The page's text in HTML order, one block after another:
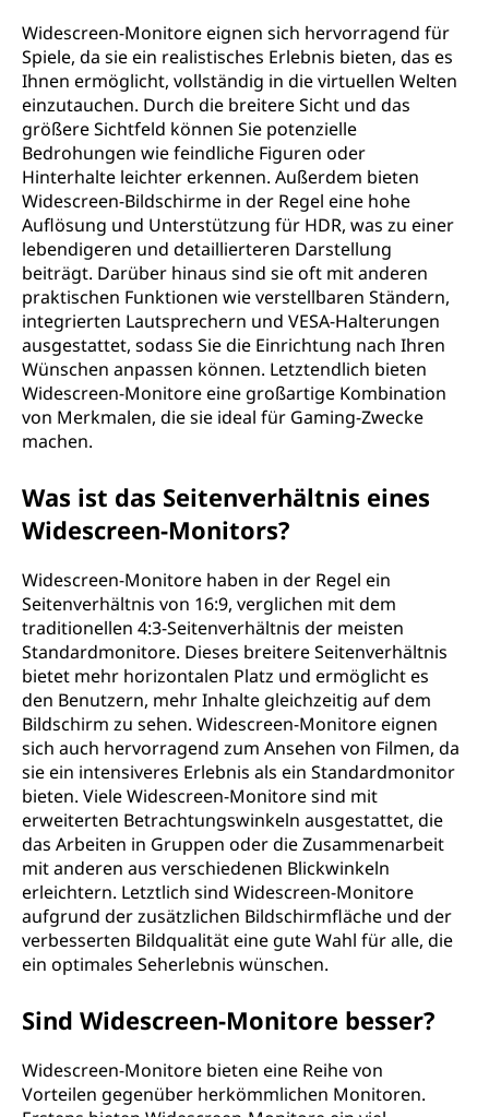
Widescreen-Monitore eignen sich hervorragend für
Spiele, da sie ein realistisches Erlebnis bieten, das es
Ihnen ermöglicht, vollständig in die virtuellen Welten
einzutauchen. Durch die breitere Sicht und das
größere Sichtfeld können Sie potenzielle
Bedrohungen wie feindliche Figuren oder
Hinterhalte leichter erkennen. Außerdem bieten
Widescreen-Bildschirme in der Regel eine hohe
Auflösung und Unterstützung für HDR, was zu einer
lebendigeren und detaillierteren Darstellung
beiträgt. Darüber hinaus sind sie oft mit anderen
praktischen Funktionen wie verstellbaren Ständern,
integrierten Lautsprechern und VESA-Halterungen
ausgestattet, sodass Sie die Einrichtung nach Ihren
Wünschen anpassen können. Letztendlich bieten
Widescreen-Monitore eine großartige Kombination
von Merkmalen, die sie ideal für Gaming-Zwecke
machen.
Was ist das Seitenverhältnis eines
Widescreen-Monitors?
Widescreen-Monitore haben in der Regel ein
Seitenverhältnis von 16:9, verglichen mit dem
traditionellen 4:3-Seitenverhältnis der meisten
Standardmonitore. Dieses breitere Seitenverhältnis
bietet mehr horizontalen Platz und ermöglicht es
den Benutzern, mehr Inhalte gleichzeitig auf dem
Bildschirm zu sehen. Widescreen-Monitore eignen
sich auch hervorragend zum Ansehen von Filmen, da
sie ein intensiveres Erlebnis als ein Standardmonitor
bieten. Viele Widescreen-Monitore sind mit
erweiterten Betrachtungswinkeln ausgestattet, die
das Arbeiten in Gruppen oder die Zusammenarbeit
mit anderen aus verschiedenen Blickwinkeln
erleichtern. Letztlich sind Widescreen-Monitore
aufgrund der zusätzlichen Bildschirmfläche und der
verbesserten Bildqualität eine gute Wahl für alle, die
ein optimales Seherlebnis wünschen.
Sind Widescreen-Monitore besser?
Widescreen-Monitore bieten eine Reihe von
Vorteilen gegenüber herkömmlichen Monitoren.